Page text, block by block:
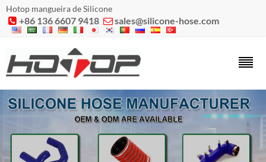
Hotop mangueira de Silicone
 +86 136 6607 9418  sales@silicone-hose.com